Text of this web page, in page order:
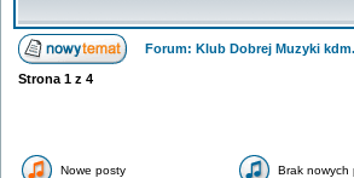
Forum: Klub Dobrej Muzyki
Strona 1 z 4
Nowe posty Brak nowych